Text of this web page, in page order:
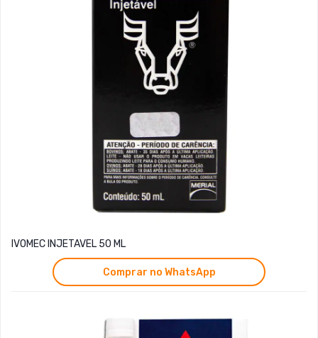
IVOMEC INJETAVEL 50 ML
Comprar no WhatsApp